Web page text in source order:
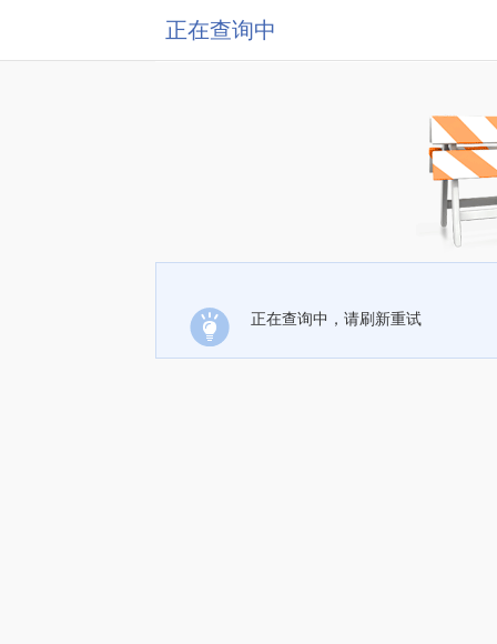
正在查询中
正在查询中，请刷新重试